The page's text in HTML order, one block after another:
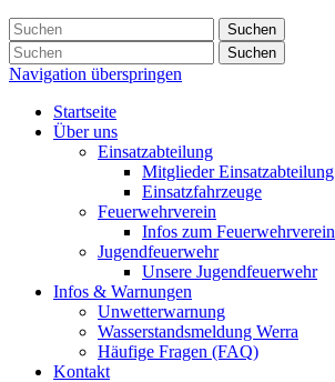
Suchen
Suchen
Navigation überspringen
Startseite
Über uns
Einsatzabteilung
Mitglieder Einsatzabteilung
Einsatzfahrzeuge
Feuerwehrverein
Infos zum Feuerwehrverein
Jugendfeuerwehr
Unsere Jugendfeuerwehr
Infos & Warnungen
Unwetterwarnung
Wasserstandsmeldung Werra
Häufige Fragen (FAQ)
Kontakt